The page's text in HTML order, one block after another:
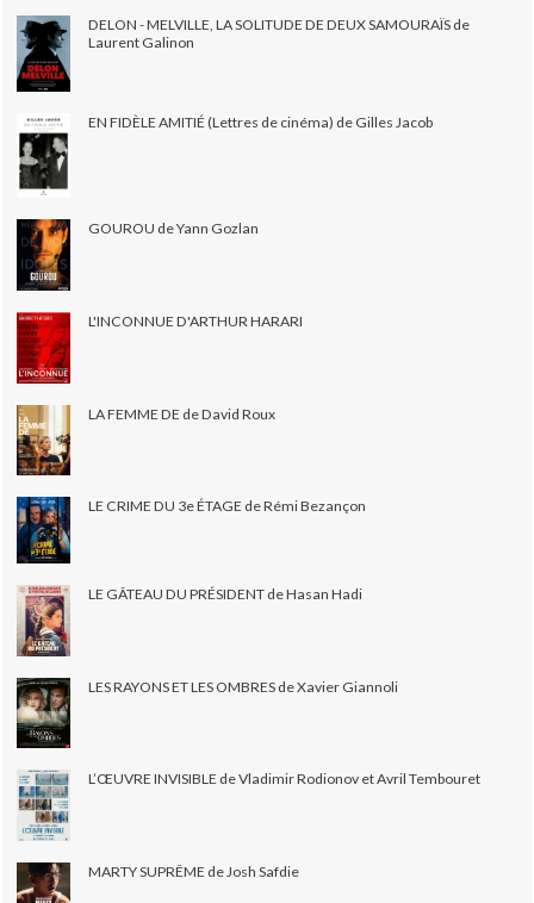
DELON - MELVILLE, LA SOLITUDE DE DEUX SAMOURAÏS de
Laurent Galinon
EN FIDÈLE AMITIÉ (Lettres de cinéma) de Gilles Jacob
GOUROU de Yann Gozlan
L'INCONNUE D'ARTHUR HARARI
LA FEMME DE de David Roux
LE CRIME DU 3e ÉTAGE de Rémi Bezançon
LE GÂTEAU DU PRÉSIDENT de Hasan Hadi
LES RAYONS ET LES OMBRES de Xavier Giannoli
L’ŒUVRE INVISIBLE de Vladimir Rodionov et Avril Tembouret
MARTY SUPRÊME de Josh Safdie